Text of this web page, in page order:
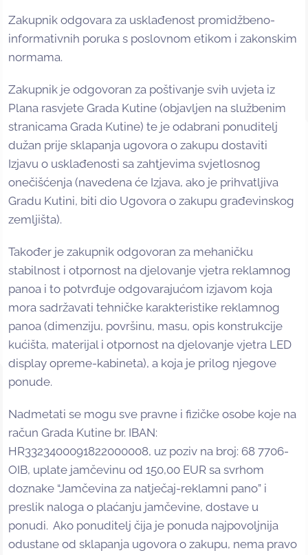
Zakupnik odgovara za usklađenost promidžbeno-
informativnih poruka s poslovnom etikom i zakonskim
normama.
Zakupnik je odgovoran za poštivanje svih uvjeta iz
Plana rasvjete Grada Kutine (objavljen na službenim
stranicama Grada Kutine) te je odabrani ponuditelj
dužan prije sklapanja ugovora o zakupu dostaviti
Izjavu o usklađenosti sa zahtjevima svjetlosnog
onečišćenja (navedena će Izjava, ako je prihvatljiva
Gradu Kutini, biti dio Ugovora o zakupu građevinskog
zemljišta).
Također je zakupnik odgovoran za mehaničku
stabilnost i otpornost na djelovanje vjetra reklamnog
panoa i to potvrđuje odgovarajućom izjavom koja
mora sadržavati tehničke karakteristike reklamnog
panoa (dimenziju, površinu, masu, opis konstrukcije
kućišta, materijal i otpornost na djelovanje vjetra LED
display opreme-kabineta), a koja je prilog njegove
ponude.
Nadmetati se mogu sve pravne i fizičke osobe koje na
račun Grada Kutine br. IBAN:
HR3323400091822000008, uz poziv na broj: 68 7706-
OIB, uplate jamčevinu od 150,00 EUR sa svrhom
doznake “Jamčevina za natječaj-reklamni pano” i
preslik naloga o plaćanju jamčevine, dostave u
ponudi. Ako ponuditelj čija je ponuda najpovoljnija
odustane od sklapanja ugovora o zakupu, nema pravo